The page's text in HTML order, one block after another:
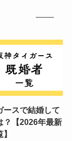
ースで結婚して
？【2026年最新